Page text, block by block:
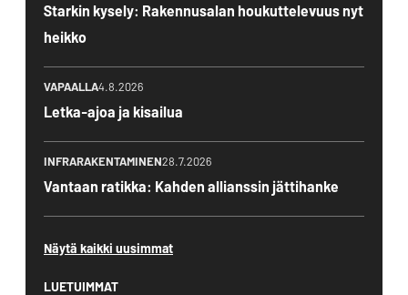
Starkin kysely: Rakennusalan houkuttelevuus nyt
heikko
VAPAALLA4.8.2026
Letka-ajoa ja kisailua
INFRARAKENTAMINEN28.7.2026
Vantaan ratikka: Kahden allianssin jättihanke
Näytä kaikki uusimmat
LUETUIMMAT